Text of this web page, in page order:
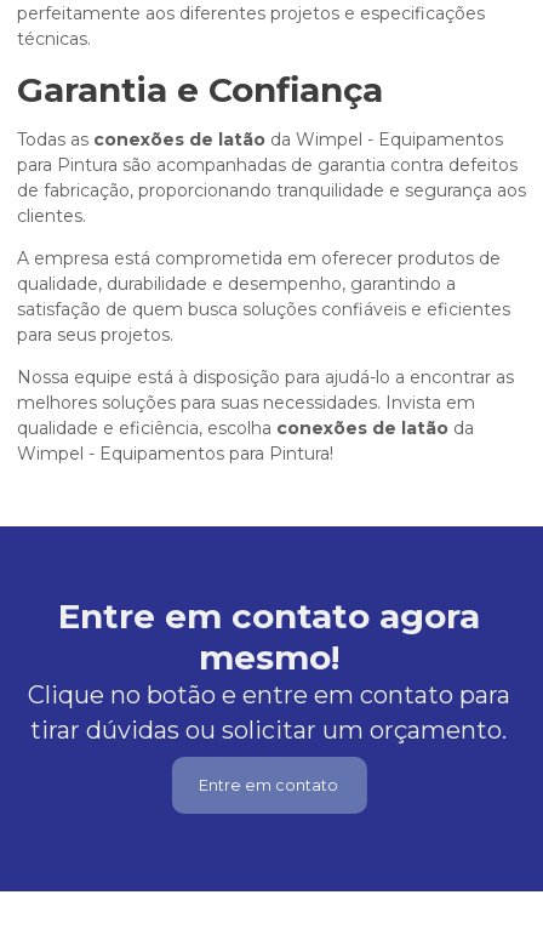
perfeitamente aos diferentes projetos e especificações
técnicas.
Garantia e Confiança
Todas as conexões de latão da Wimpel - Equipamentos
para Pintura são acompanhadas de garantia contra defeitos
de fabricação, proporcionando tranquilidade e segurança aos
clientes.
A empresa está comprometida em oferecer produtos de
qualidade, durabilidade e desempenho, garantindo a
satisfação de quem busca soluções confiáveis e eficientes
para seus projetos.
Nossa equipe está à disposição para ajudá-lo a encontrar as
melhores soluções para suas necessidades. Invista em
qualidade e eficiência, escolha conexões de latão da
Wimpel - Equipamentos para Pintura!
Entre em contato agora
mesmo!
Clique no botão e entre em contato para
tirar dúvidas ou solicitar um orçamento.
Entre em contato